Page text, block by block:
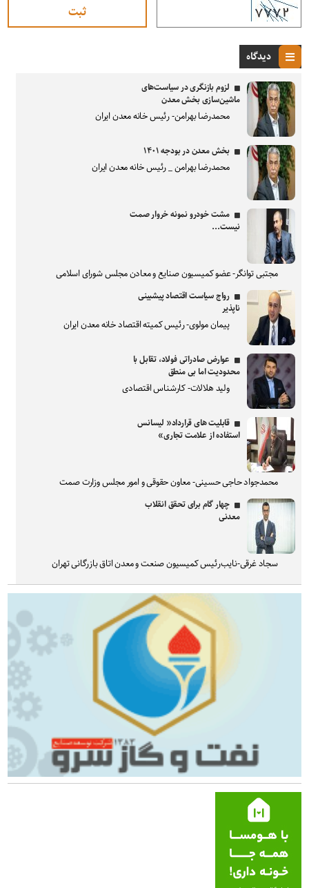
دیدگاه
لزوم بازنگری در سیاست‌های
ماشین‌سازی بخش معدن
محمدرضا بهرامن- رئیس خانه معدن ایران
بخش معدن در بودجه ۱۴۰۱
محمدرضا بهرامن _ رئیس خانه معدن ایران
مشت خودرو نمونه خروار صمت
نیست...
مجتبی توانگر- عضو کمیسیون صنایع و معادن مجلس شورای اسلامی
رواج سیاست اقتصاد پیشبینی
ناپذیر
پیمان مولوی- رئیس کمیته اقتصاد خانه معدن ایران
عوارض صادراتی فولاد، تقابل با
محدودیت اما بی منطق
ولید هلالات- کارشناس اقتصادی
قابلیت های قرارداد« لیسانس
استفاده از علامت تجاری»
محمدجواد حاجی حسینی- معاون حقوقی و امور مجلس وزارت صمت
چهار گام برای تحقق انقلاب
معدنی
سجاد غرقی-نایب‌رئیس کمیسیون صنعت و معدن اتاق بازرگانی تهران